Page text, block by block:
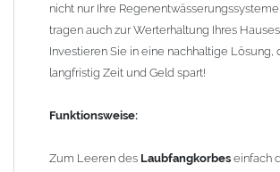
Technische Information:
DerLaubfangist regelmäßig zu leeren,
dass das Füllvolumen des
Durch die Demontage des
Aufgrund des geringen Öffnungswinkels
nicht nur Ihre
tragen auch zur Werterhaltung Ihres
Investieren Sie in eine nachhaltige Lösung,
langfristig Zeit und Geld spart!
Funktionsweise:
Zum Leeren des Laubfangkorbes einfach